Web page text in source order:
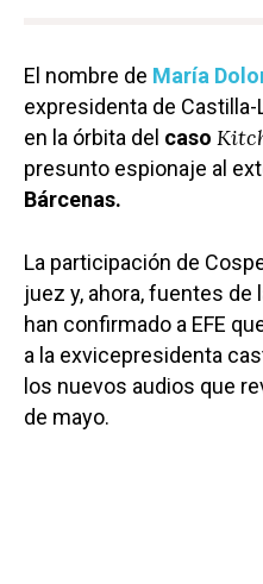
El nombre de María
expresidenta de
en la órbita del caso
presunto espionaje al
Bárcenas.
La participación de
juez y, ahora, fuentes
han confirmado a EFE
a la exvicepresidenta
los nuevos audios que
de mayo.